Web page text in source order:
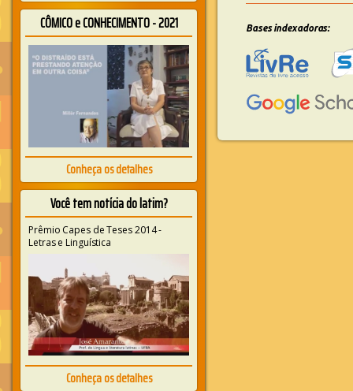
CÔMICO e CONHECIMENTO - 2021
Conheça os detalhes
Você tem notícia do latim?
Prêmio Capes de Teses 2014 -
Letras e Linguística
Conheça os detalhes
Bases indexadoras: